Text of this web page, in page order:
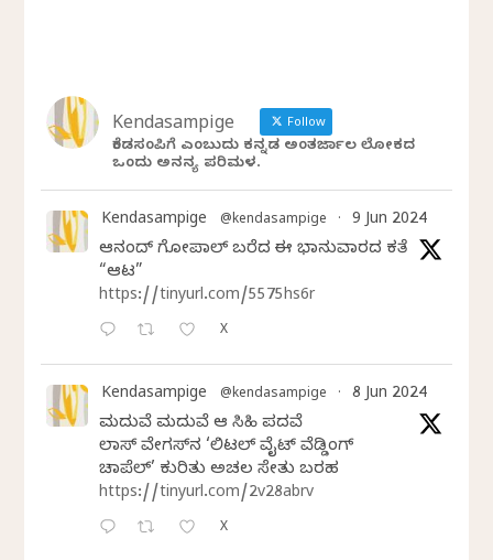
Kendasampige Follow
ಕೆಂಡಸಂಪಿಗೆ ಎಂಬುದು ಕನ್ನಡ ಅಂತರ್ಜಾಲ ಲೋಕದ
ಒಂದು ಅನನ್ಯ ಪರಿಮಳ.
Kendasampige @kendasampige · 9 Jun 2024
ಆನಂದ್‌ ಗೋಪಾಲ್‌ ಬರೆದ ಈ ಭಾನುವಾರದ ಕತೆ
“ಆಟ”
https://tinyurl.com/5575hs6r
X
Kendasampige @kendasampige · 8 Jun 2024
ಮದುವೆ ಮದುವೆ ಆ ಸಿಹಿ ಪದವೆ
ಲಾಸ್‌ ವೇಗಸ್‌ನ ‘ಲಿಟಲ್ ವೈಟ್ ವೆಡ್ಡಿಂಗ್
ಚಾಪೆಲ್’ ಕುರಿತು ಅಚಲ ಸೇತು ಬರಹ
https://tinyurl.com/2v28abrv
X